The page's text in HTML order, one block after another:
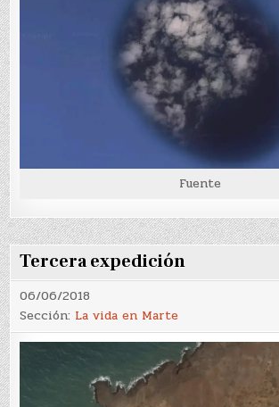
Fuente
Tercera expedición
06/06/2018
Sección: La vida en Marte